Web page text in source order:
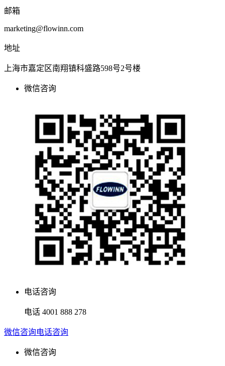
邮箱
marketing@flowinn.com
地址
上海市嘉定区南翔镇科盛路598号2号楼
微信咨询
电话咨询
电话 4001 888 278
微信咨询电话咨询
微信咨询